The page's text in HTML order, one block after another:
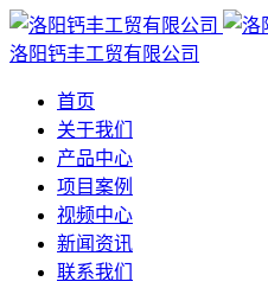
洛阳钙丰工贸有限公司
首页
关于我们
产品中心
项目案例
视频中心
新闻资讯
联系我们